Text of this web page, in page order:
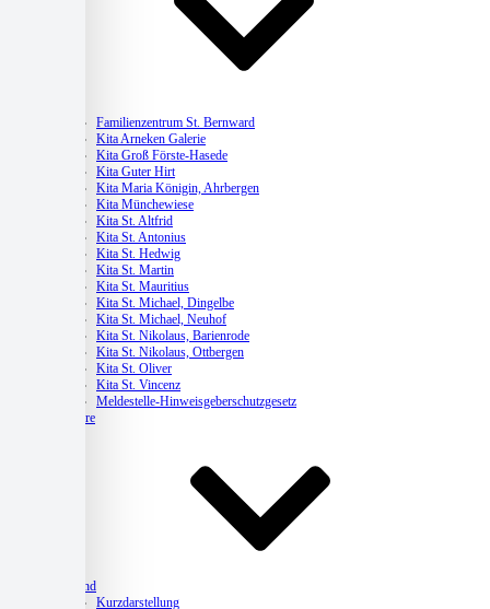
Familienzentrum St. Bernward
Kita Arneken Galerie
Kita Groß Förste-Hasede
Kita Guter Hirt
Kita Maria Königin, Ahrbergen
Kita Münchewiese
Kita St. Altfrid
Kita St. Antonius
Kita St. Hedwig
Kita St. Martin
Kita St. Mauritius
Kita St. Michael, Dingelbe
Kita St. Michael, Neuhof
Kita St. Nikolaus, Barienrode
Kita St. Nikolaus, Ottbergen
Kita St. Oliver
Kita St. Vincenz
Meldestelle-Hinweisgeberschutzgesetz
Karriere
Verband
Kurzdarstellung